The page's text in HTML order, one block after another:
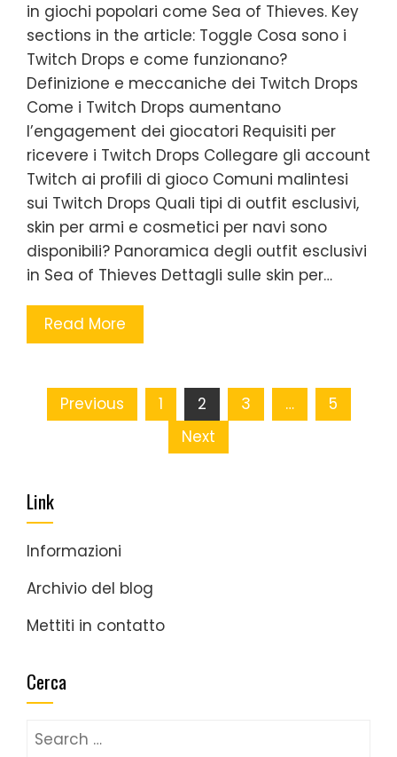
in giochi popolari come Sea of Thieves. Key
sections in the article: Toggle Cosa sono i
Twitch Drops e come funzionano?
Definizione e meccaniche dei Twitch Drops
Come i Twitch Drops aumentano
l’engagement dei giocatori Requisiti per
ricevere i Twitch Drops Collegare gli account
Twitch ai profili di gioco Comuni malintesi
sui Twitch Drops Quali tipi di outfit esclusivi,
skin per armi e cosmetici per navi sono
disponibili? Panoramica degli outfit esclusivi
in Sea of Thieves Dettagli sulle skin per…
Read More
Posts
Previous 1 2 3 …
5
Next
Link
Informazioni
Archivio del blog
Mettiti in contatto
Cerca
Search